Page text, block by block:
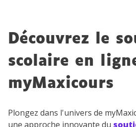
Découvrez le
scolaire en
myMaxicours
Plongez dans l'univers de
une approche innovante du